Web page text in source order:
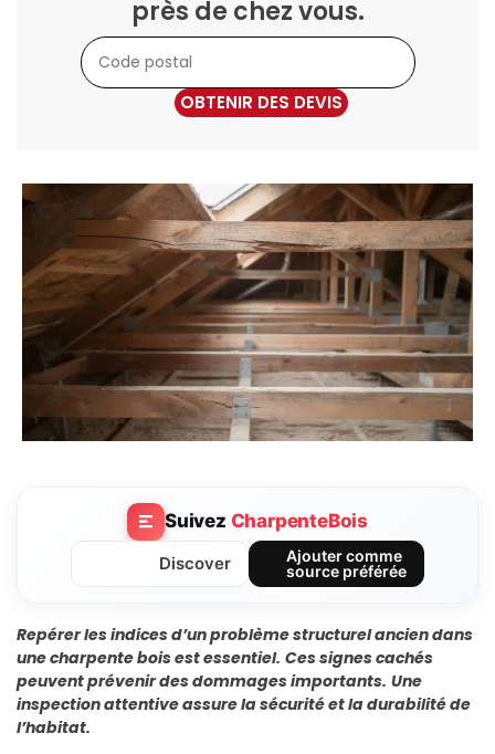
près de chez vous.
OBTENIR DES DEVIS
Suivez CharpenteBois
Discover
Ajouter comme
source préférée
Repérer les indices d’un problème structurel ancien dans
une charpente bois est essentiel. Ces signes cachés
peuvent prévenir des dommages importants. Une
inspection attentive assure la sécurité et la durabilité de
l’habitat.